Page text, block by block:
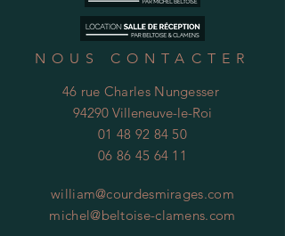
NOUS CONTACTER
46 rue Charles Nungesser
94290 Villeneuve-le-Roi
01 48 92 84 50
06 86 45 64 11
william@courdesmirages.com
michel@beltoise-clamens.com